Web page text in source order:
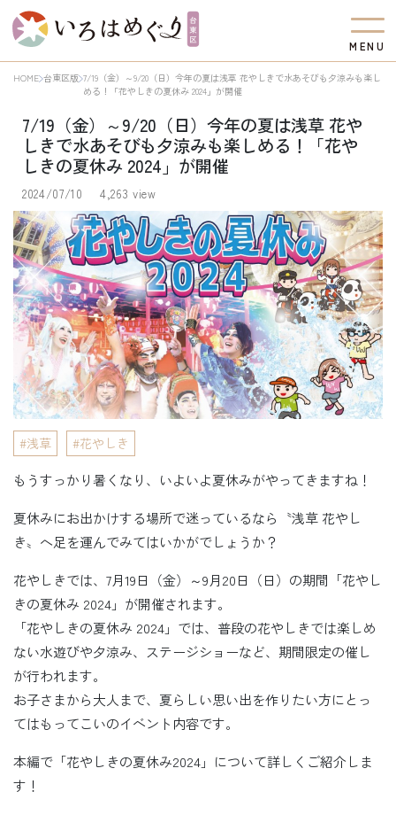
M EN U
HOME 台東区版 7/19（金）～9/20（日）今年の夏は浅草 花やしきで水あそびも夕涼みも楽し
める！「花やしきの夏休み 2024」が開催
7/19（金）～9/20（日）今年の夏は浅草 花や
しきで水あそびも夕涼みも楽しめる！「花や
しきの夏休み 2024」が開催
2024/07/10 4,263 view
浅草 花やしき
もうすっかり暑くなり、いよいよ夏休みがやってきますね！
夏休みにお出かけする場所で迷っているなら〝浅草 花やし
き〟へ足を運んでみてはいかがでしょうか？
花やしきでは、7月19日（金）～9月20日（日）の期間「花やし
きの夏休み 2024」が開催されます。
「花やしきの夏休み 2024」では、普段の花やしきでは楽しめ
ない水遊びや夕涼み、ステージショーなど、期間限定の催し
が行われます。
お子さまから大人まで、夏らしい思い出を作りたい方にとっ
てはもってこいのイベント内容です。
本編で「花やしきの夏休み2024」について詳しくご紹介しま
す！